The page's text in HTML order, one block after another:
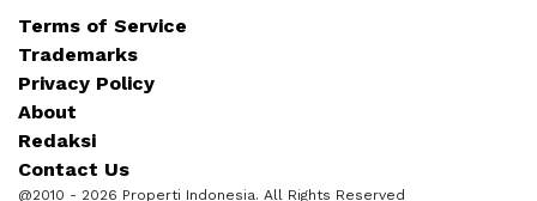
Terms of Service
Trademarks
Privacy Policy
About
Redaksi
Contact Us
@2010 - 2026 Properti Indonesia. All Rights Reserved